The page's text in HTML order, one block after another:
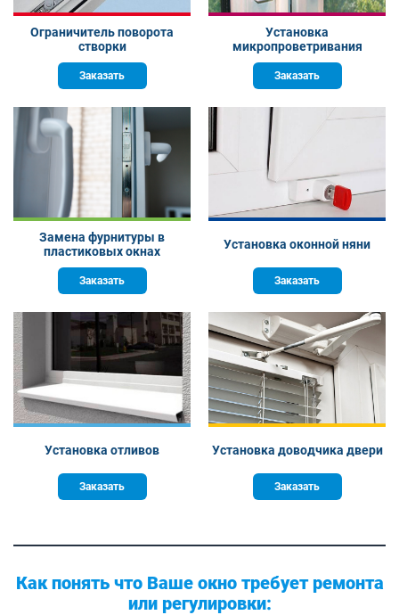
Ограничитель поворота
створки
Заказать
Установка
микропроветривания
Заказать
Замена фурнитуры в
пластиковых окнах
Заказать
Установка оконной няни
Заказать
Установка отливов
Заказать
Установка доводчика двери
Заказать
Как понять что Ваше окно требует ремонта
или регулировки: